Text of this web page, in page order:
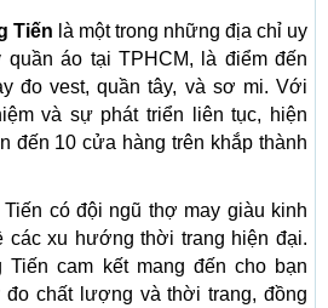
Tiến là một trong những địa chỉ uy
áo tại TPHCM, là điểm đến
đo vest, quần tây, và sơ mi. Với
và sự phát triển liên tục, hiện
đến 10 cửa hàng trên khắp thành
có đội ngũ thợ may giàu kinh
các xu hướng thời trang hiện đại.
cam kết mang đến cho bạn
đo chất lượng và thời trang, đồng